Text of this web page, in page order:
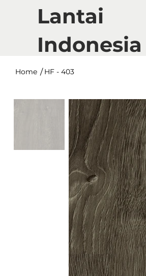
Lantai
Indonesia
Home / HF - 403